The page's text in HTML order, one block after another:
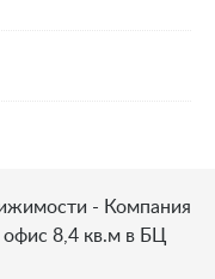
- Компания
8,4 кв.м в БЦ